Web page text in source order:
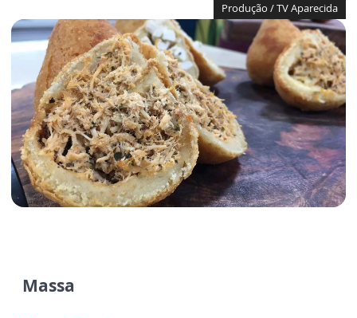
Produção / TV Aparecida
Massa